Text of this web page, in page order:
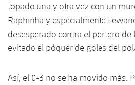
topado una y otra vez con un
Raphinha y especialmente
desesperado contra el portero de
evitado el póquer de goles del
Así, el 0-3 no se ha movido más.